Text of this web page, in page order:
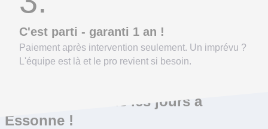
C'est parti - garanti 1 an !
Paiement après intervention seulement. Un imprévu ?
L'équipe est là et le pro revient si besoin.
On répare ça tous les jours à
Essonne !